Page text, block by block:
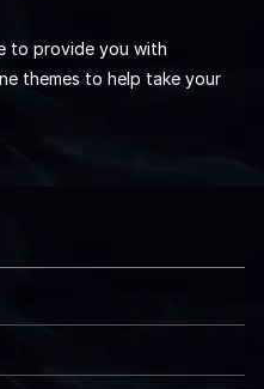
to provide you with
themes to help take your